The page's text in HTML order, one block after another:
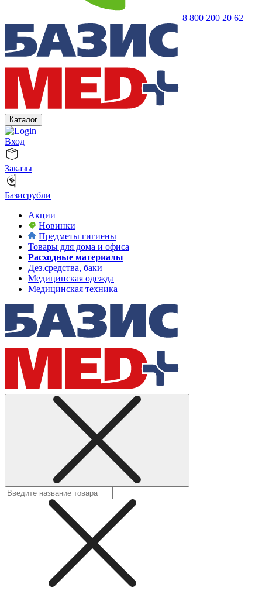
8 800 200 20 62
Каталог
Вход
Заказы
Базисрубли
Акции
Новинки
Предметы гигиены
Товары для дома и офиса
Расходные материалы
Дез.средства, баки
Медицинская одежда
Медицинская техника